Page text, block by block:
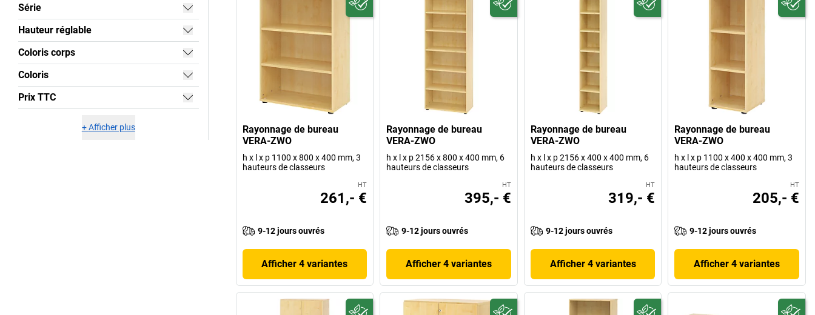
Série
Hauteur réglable
Coloris corps
Coloris
Prix TTC
+Afficher plus
Rayonnage de bureau
VERA-ZWO
h x l x p 1100 x 800 x 400 mm, 3
hauteurs de classeurs
HT
261,- €
9-12 jours ouvrés
Afficher 4 variantes
Rayonnage de bureau
VERA-ZWO
h x l x p 2156 x 800 x 400 mm, 6
hauteurs de classeurs
HT
395,- €
9-12 jours ouvrés
Afficher 4 variantes
Rayonnage de bureau
VERA-ZWO
h x l x p 2156 x 400 x 400 mm, 6
hauteurs de classeurs
HT
319,- €
9-12 jours ouvrés
Afficher 4 variantes
Rayonnage de bureau
VERA-ZWO
h x l x p 1100 x 400 x 400 mm, 3
hauteurs de classeurs
HT
205,- €
9-12 jours ouvrés
Afficher 4 variantes